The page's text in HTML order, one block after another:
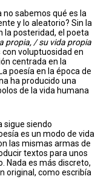
no sabemos qué es la
y lo aleatorio? Sin la
la posteridad, el poeta
propia, / su vida propia
voluptuosidad en
centrada en la
poesía en la época de
ha producido una
de la vida humana
sigue siendo
es un modo de vida
las mismas armas de
textos para unos
Nada es más discreto,
original, como escribía